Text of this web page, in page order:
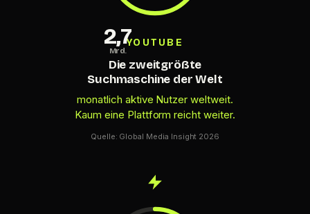
2,7
Mrd.
YOUTUBE
Die zweitgrößte
Suchmaschine der Welt
monatlich aktive Nutzer weltweit.
Kaum eine Plattform reicht weiter.
Quelle: Global Media Insight 2026